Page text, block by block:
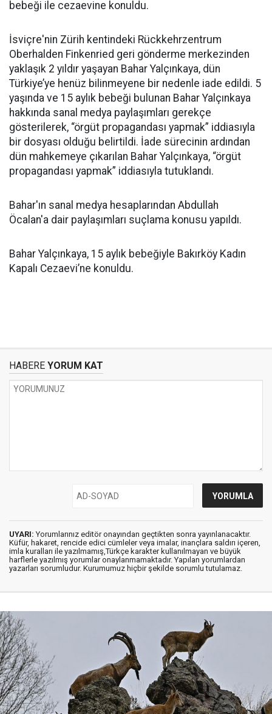
bebeği ile cezaevine konuldu.
İsviçre'nin Zürih kentindeki Rückkehrzentrum
Oberhalden Finkenried geri gönderme merkezinden
yaklaşık 2 yıldır yaşayan Bahar Yalçınkaya, dün
Türkiye’ye henüz bilinmeyene bir nedenle iade edildi. 5
yaşında ve 15 aylık bebeği bulunan Bahar Yalçınkaya
hakkında sanal medya paylaşımları gerekçe
gösterilerek, “örgüt propagandası yapmak” iddiasıyla
bir dosyası olduğu belirtildi. İade sürecinin ardından
dün mahkemeye çıkarılan Bahar Yalçınkaya, “örgüt
propagandası yapmak” iddiasıyla tutuklandı.
Bahar'ın sanal medya hesaplarından Abdullah
Öcalan'a dair paylaşımları suçlama konusu yapıldı.
Bahar Yalçınkaya, 15 aylık bebeğiyle Bakırköy Kadın
Kapalı Cezaevi’ne konuldu.
HABERE YORUM KAT
UYARI: Yorumlarınız editör onayından geçtikten sonra yayınlanacaktır.
Küfür, hakaret, rencide edici cümleler veya imalar, inançlara saldırı içeren,
imla kuralları ile yazılmamış,Türkçe karakter kullanılmayan ve büyük
harflerle yazılmış yorumlar onaylanmamaktadır. Yapılan yorumlardan
yazarları sorumludur. Kurumumuz hiçbir şekilde sorumlu tutulamaz.